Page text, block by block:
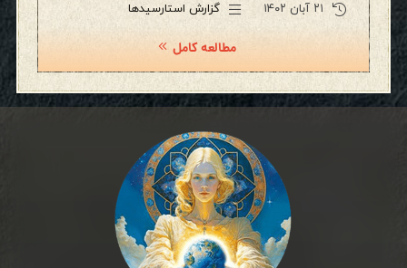
۲۱ آبان ۱۴۰۲ گزارش استارسیدها
مطالعه کامل